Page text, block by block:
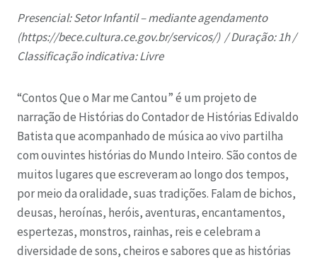
Presencial: Setor Infantil – mediante agendamento
(https://bece.cultura.ce.gov.br/servicos/) /Duração: 1h /
Classificação indicativa: Livre
“Contos Que o Mar me Cantou” é um projeto de
narração de Histórias do Contador de Histórias Edivaldo
Batista que acompanhado de música ao vivo partilha
com ouvintes histórias do Mundo Inteiro. São contos de
muitos lugares que escreveram ao longo dos tempos,
por meio da oralidade, suas tradições. Falam de bichos,
deusas, heroínas, heróis, aventuras, encantamentos,
espertezas, monstros, rainhas, reis e celebram a
diversidade de sons, cheiros e sabores que as histórias